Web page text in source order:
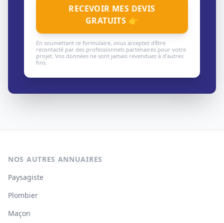
RECEVOIR MES DEVIS
GRATUITS 👉
En soumettant ce formulaire, vous acceptez d'être
recontacté par des professionnels partenaires pour votre
projet. Vos données ne sont jamais revendues à d'autres
fins.
NOS AUTRES ANNUAIRES
Paysagiste
Plombier
Maçon